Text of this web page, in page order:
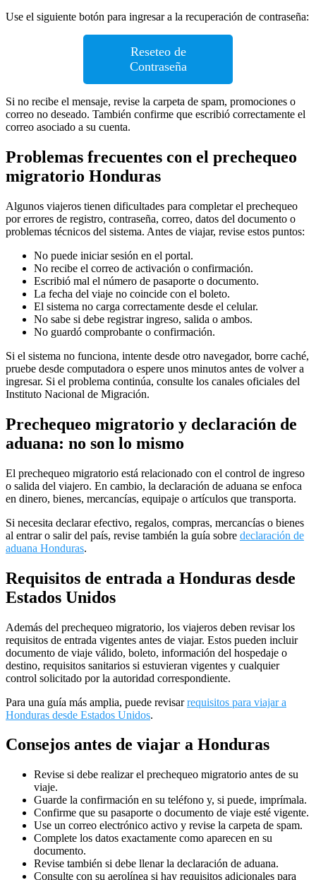
Use el siguiente botón para ingresar a la recuperación de contraseña:
Reseteo de
Contraseña
Si no recibe el mensaje, revise la carpeta de spam, promociones o
correo no deseado. También confirme que escribió correctamente el
correo asociado a su cuenta.
Problemas frecuentes con el prechequeo
migratorio Honduras
Algunos viajeros tienen dificultades para completar el prechequeo
por errores de registro, contraseña, correo, datos del documento o
problemas técnicos del sistema. Antes de viajar, revise estos puntos:
No puede iniciar sesión en el portal.
No recibe el correo de activación o confirmación.
Escribió mal el número de pasaporte o documento.
La fecha del viaje no coincide con el boleto.
El sistema no carga correctamente desde el celular.
No sabe si debe registrar ingreso, salida o ambos.
No guardó comprobante o confirmación.
Si el sistema no funciona, intente desde otro navegador, borre caché,
pruebe desde computadora o espere unos minutos antes de volver a
ingresar. Si el problema continúa, consulte los canales oficiales del
Instituto Nacional de Migración.
Prechequeo migratorio y declaración de
aduana: no son lo mismo
El prechequeo migratorio está relacionado con el control de ingreso
o salida del viajero. En cambio, la declaración de aduana se enfoca
en dinero, bienes, mercancías, equipaje o artículos que transporta.
Si necesita declarar efectivo, regalos, compras, mercancías o bienes
al entrar o salir del país, revise también la guía sobre declaración de
aduana Honduras.
Requisitos de entrada a Honduras desde
Estados Unidos
Además del prechequeo migratorio, los viajeros deben revisar los
requisitos de entrada vigentes antes de viajar. Estos pueden incluir
documento de viaje válido, boleto, información del hospedaje o
destino, requisitos sanitarios si estuvieran vigentes y cualquier
control solicitado por la autoridad correspondiente.
Para una guía más amplia, puede revisarrequisitos para viajar a
Honduras desde Estados Unidos.
Consejos antes de viajar a Honduras
Revise si debe realizar el prechequeo migratorio antes de su
viaje.
Guarde la confirmación en su teléfono y, si puede, imprímala.
Confirme que su pasaporte o documento de viaje esté vigente.
Use un correo electrónico activo y revise la carpeta de spam.
Complete los datos exactamente como aparecen en su
documento.
Revise también si debe llenar la declaración de aduana.
Consulte con su aerolínea si hay requisitos adicionales para